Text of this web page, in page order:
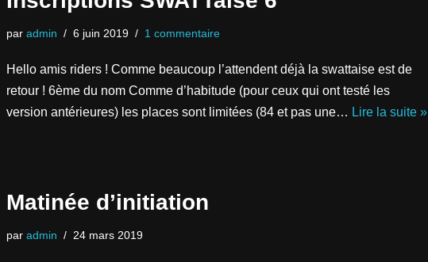
par admin 6 juin 2019 1 commentaire
Hello amis riders ! Comme beaucoup l’attendent déjà la swattaise est de
retour ! 6ème du nom Comme d’habitude (pour ceux qui ont testé les
version antérieures) les places sont limitées (84 et pas une… Lire la suite »
Matinée d’initiation
par admin 24 mars 2019